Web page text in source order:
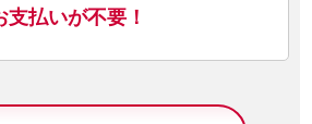
支払いが不要！